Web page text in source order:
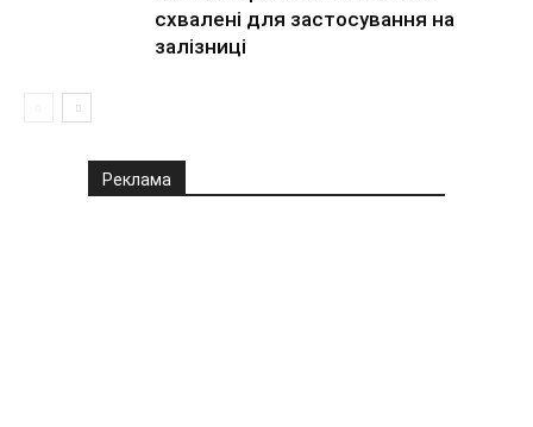
схвалені для застосування на
залізниці
Реклама